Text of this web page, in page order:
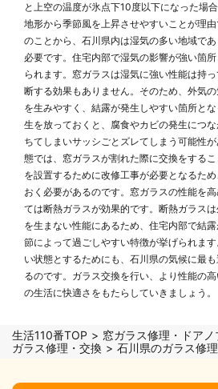
と上空の温度が氷点下10度以下になった場
地形から季節風を上昇させやすいことが理
のことから、石川県内は湿気の多い地域で
必要です。住宅内部で湿気の影響が強い箇
られます。窓ガラスは湿気に強い性能は持
断する効果もありません。そのため、外気
を生みやすく、結露が発生しやすい箇所と
生を放っておくと、腐食やカビの発生につ
ちてしまいサッシごとズレてしまう可能性
態では、窓ガラスが割れた際に交換をする
を設置するために改修工事が必要となるた
おく必要があるのです。窓ガラスの性能を
ては断熱ガラスが効果的です。断熱ガラス
を生まない性能にあるため、住宅内部で結
節によって過ごしやすい特徴が挙げられま
い状態とするためにも、石川県の気候に最
るのです。ガラス交換を行い、より性能の
の生活に快適さをもたらしていきましょう。
生活110番TOP
窓ガラス修理・ドアノ
ガラス修理・交換
石川県のガラス修